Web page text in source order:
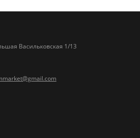
Васильковская 1/13